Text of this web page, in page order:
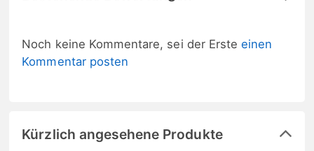
Noch keine Kommentare, sei der Ersteeinen
Kommentar posten
Kürzlich angesehene Produkte